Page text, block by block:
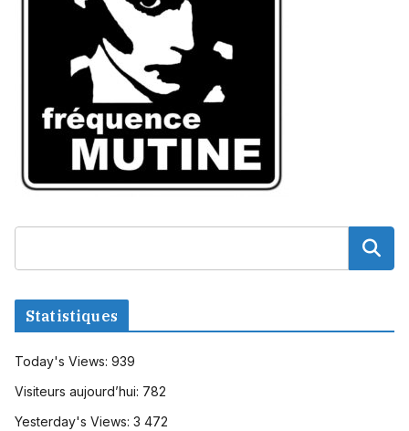
Statistiques
Today's Views: 939
Visiteurs aujourd’hui: 782
Yesterday's Views: 3 472